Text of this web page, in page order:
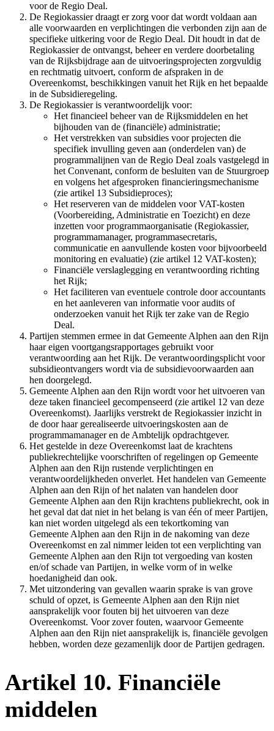
voor de Regio Deal.
De Regiokassier draagt er zorg voor dat wordt voldaan aan
alle voorwaarden en verplichtingen die verbonden zijn aan de
specifieke uitkering voor de Regio Deal. Dit houdt in dat de
Regiokassier de ontvangst, beheer en verdere doorbetaling
van de Rijksbijdrage aan de uitvoeringsprojecten zorgvuldig
en rechtmatig uitvoert, conform de afspraken in de
Overeenkomst, beschikkingen vanuit het Rijk en het bepaalde
in de Subsidieregeling.
De Regiokassier is verantwoordelijk voor:
Het financieel beheer van de Rijksmiddelen en het
bijhouden van de (financiële) administratie;
Het verstrekken van subsidies voor projecten die
specifiek invulling geven aan (onderdelen van) de
programmalijnen van de Regio Deal zoals vastgelegd in
het Convenant, conform de besluiten van de Stuurgroep
en volgens het afgesproken financieringsmechanisme
(zie artikel 13 Subsidieproces);
Het reserveren van de middelen voor VAT-kosten
(Voorbereiding, Administratie en Toezicht) en deze
inzetten voor programmaorganisatie (Regiokassier,
programmamanager, programmasecretaris,
communicatie en aanvullende kosten voor bijvoorbeeld
monitoring en evaluatie) (zie artikel 12 VAT-kosten);
Financiële verslaglegging en verantwoording richting
het Rijk;
Het faciliteren van eventuele controle door accountants
en het aanleveren van informatie voor audits of
onderzoeken vanuit het Rijk ter zake van de Regio
Deal.
Partijen stemmen ermee in dat Gemeente Alphen aan den Rijn
haar eigen voortgangsrapportages gebruikt voor
verantwoording aan het Rijk. De verantwoordingsplicht voor
subsidieontvangers wordt via de subsidievoorwaarden aan
hen doorgelegd.
Gemeente Alphen aan den Rijn wordt voor het uitvoeren van
deze taken financieel gecompenseerd (zie artikel 12 van deze
Overeenkomst). Jaarlijks verstrekt de Regiokassier inzicht in
de door haar gerealiseerde uitvoeringskosten aan de
programmamanager en de Ambtelijk opdrachtgever.
Het gestelde in deze Overeenkomst laat de krachtens
publiekrechtelijke voorschriften of regelingen op Gemeente
Alphen aan den Rijn rustende verplichtingen en
verantwoordelijkheden onverlet. Het handelen van Gemeente
Alphen aan den Rijn of het nalaten van handelen door
Gemeente Alphen aan den Rijn krachtens publiekrecht, ook in
het geval dat dat niet in het belang is van één of meer Partijen,
kan niet worden uitgelegd als een tekortkoming van
Gemeente Alphen aan den Rijn in de nakoming van deze
Overeenkomst en zal nimmer leiden tot een verplichting van
Gemeente Alphen aan den Rijn tot vergoeding van kosten
en/of schade van Partijen, in welke vorm of in welke
hoedanigheid dan ook.
Met uitzondering van gevallen waarin sprake is van grove
schuld of opzet, is Gemeente Alphen aan den Rijn niet
aansprakelijk voor fouten bij het uitvoeren van deze
Overeenkomst. Voor zover fouten, waarvoor Gemeente
Alphen aan den Rijn niet aansprakelijk is, financiële gevolgen
hebben, worden deze gezamenlijk door de Partijen gedragen.
Artikel 10. Financiële
middelen